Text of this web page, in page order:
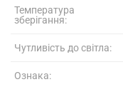
Температура
зберігання:
Чутливість до світла:
Ознака: